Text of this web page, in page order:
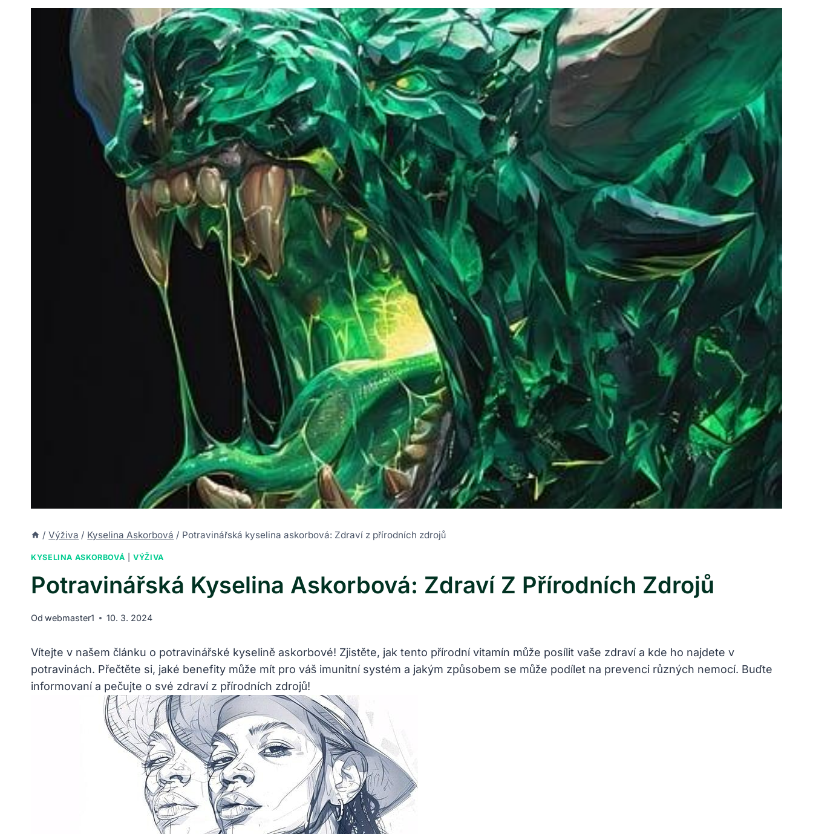
/ Výživa / Kyselina Askorbová / Potravinářská kyselina askorbová: Zdraví z přírodních zdrojů
KYSELINA ASKORBOVÁ |VÝŽIVA
Potravinářská Kyselina Askorbová: Zdraví Z Přírodních Zdrojů
Od webmaster1 10. 3. 2024
Vítejte v našem článku o potravinářské kyselině askorbové! Zjistěte, jak tento přírodní vitamín může posílit vaše zdraví a kde ho najdete v
potravinách. Přečtěte si, jaké benefity může mít pro váš imunitní systém a jakým způsobem se může podílet na prevenci různých nemocí. Buďte
informovaní a pečujte o své zdraví z přírodních zdrojů!